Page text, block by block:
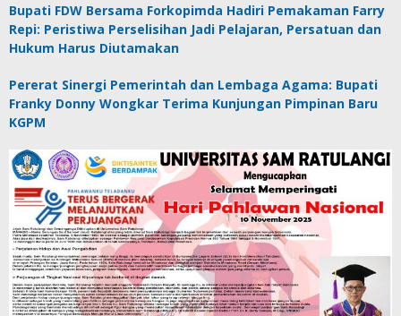
Bupati FDW Bersama Forkopimda Hadiri Pemakaman Farry
Repi: Peristiwa Perselisihan Jadi Pelajaran, Persatuan dan
Hukum Harus Diutamakan
Pererat Sinergi Pemerintah dan Lembaga Agama: Bupati
Franky Donny Wongkar Terima Kunjungan Pimpinan Baru
KGPM